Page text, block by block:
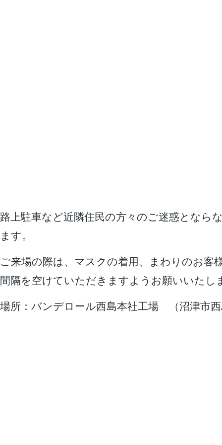
路上駐車など近隣住民の方々のご迷惑となら
ます。
ご来場の際は、マスクの着用、まわりのお客
間隔を空けていただきますようお願いいたし
場所：バンデロール西島本社工場 （沼津市